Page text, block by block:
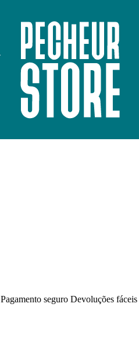
Pagamento seguro Devoluções fáceis